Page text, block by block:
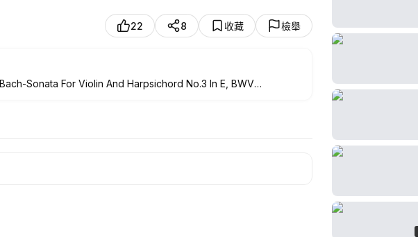
22 8 收藏 檢舉
Sonata For Violin And Harpsichord No.3 In E, BWV